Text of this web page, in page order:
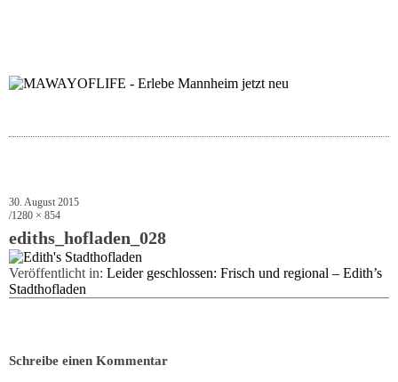
30. August 2015
1280 × 854
ediths_hofladen_028
Veröffentlicht in: Leider geschlossen: Frisch und regional – Edith’s
Stadthofladen
Schreibe einen Kommentar